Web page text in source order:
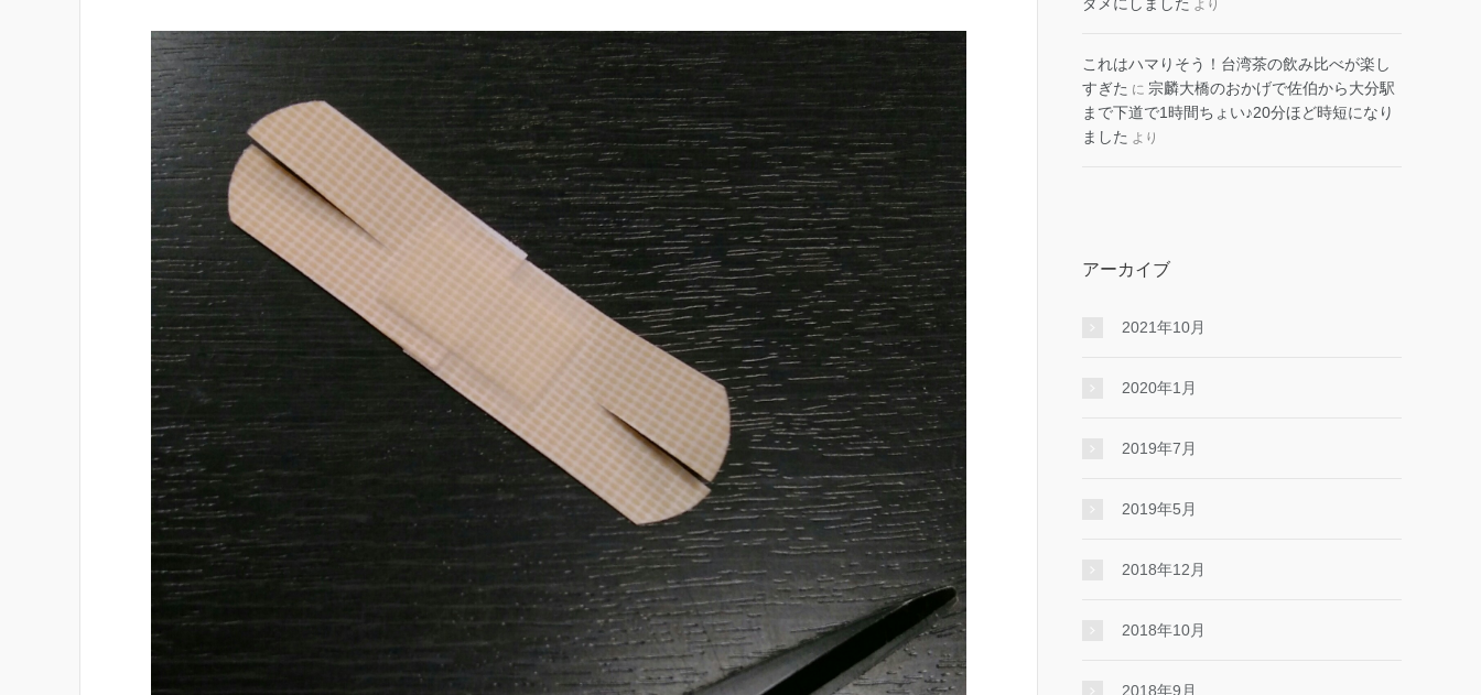
より
これはハマりそう！台湾茶の飲み比べが楽し
すぎた に 宗麟大橋のおかげで佐伯から大分駅
まで下道で1時間ちょい♪20分ほど時短になり
ました より
アーカイブ
2021年10月
2020年1月
2019年7月
2019年5月
2018年12月
2018年10月
2018年9月